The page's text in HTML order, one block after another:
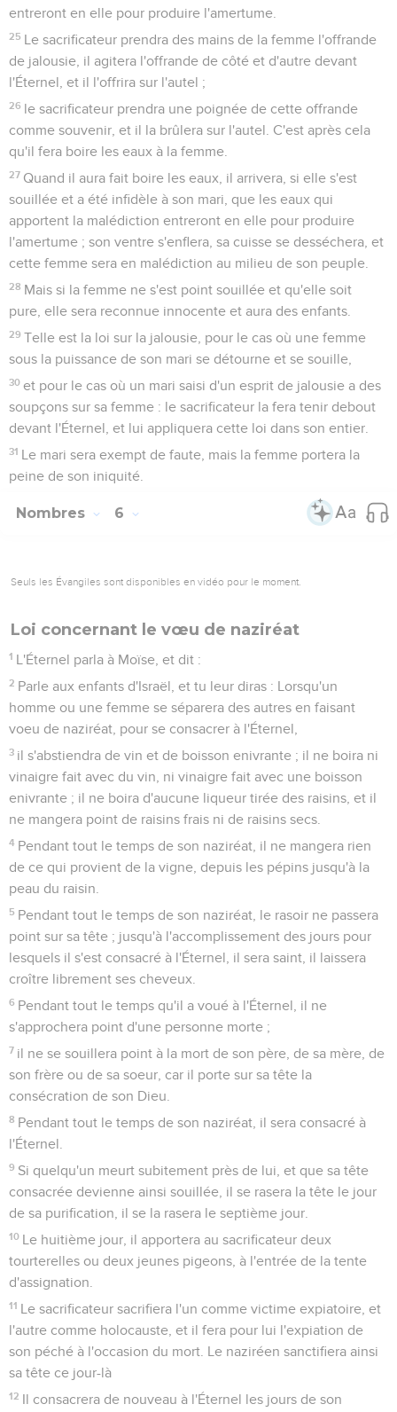
entreront en elle pour produire l'amertume.
25 Le sacrificateur prendra des mains de la femme l'offrande
de jalousie, il agitera l'offrande de côté et d'autre devant
l'Éternel, et il l'offrira sur l'autel ;
26 le sacrificateur prendra une poignée de cette offrande
comme souvenir, et il la brûlera sur l'autel. C'est après cela
qu'il fera boire les eaux à la femme.
27 Quand il aura fait boire les eaux, il arrivera, si elle s'est
souillée et a été infidèle à son mari, que les eaux qui
apportent la malédiction entreront en elle pour produire
l'amertume ; son ventre s'enflera, sa cuisse se desséchera, et
cette femme sera en malédiction au milieu de son peuple.
28 Mais si la femme ne s'est point souillée et qu'elle soit
pure, elle sera reconnue innocente et aura des enfants.
29 Telle est la loi sur la jalousie, pour le cas où une femme
sous la puissance de son mari se détourne et se souille,
30 et pour le cas où un mari saisi d'un esprit de jalousie a des
soupçons sur sa femme : le sacrificateur la fera tenir debout
devant l'Éternel, et lui appliquera cette loi dans son entier.
31 Le mari sera exempt de faute, mais la femme portera la
peine de son iniquité.
Nombres 6
Seuls les Évangiles sont disponibles en vidéo pour le moment.
Loi concernant le vœu de naziréat
1 L'Éternel parla à Moïse, et dit :
2 Parle aux enfants d'Israël, et tu leur diras : Lorsqu'un
homme ou une femme se séparera des autres en faisant
voeu de naziréat, pour se consacrer à l'Éternel,
3 il s'abstiendra de vin et de boisson enivrante ; il ne boira ni
vinaigre fait avec du vin, ni vinaigre fait avec une boisson
enivrante ; il ne boira d'aucune liqueur tirée des raisins, et il
ne mangera point de raisins frais ni de raisins secs.
4 Pendant tout le temps de son naziréat, il ne mangera rien
de ce qui provient de la vigne, depuis les pépins jusqu'à la
peau du raisin.
5 Pendant tout le temps de son naziréat, le rasoir ne passera
point sur sa tête ; jusqu'à l'accomplissement des jours pour
lesquels il s'est consacré à l'Éternel, il sera saint, il laissera
croître librement ses cheveux.
6 Pendant tout le temps qu'il a voué à l'Éternel, il ne
s'approchera point d'une personne morte ;
7 il ne se souillera point à la mort de son père, de sa mère, de
son frère ou de sa soeur, car il porte sur sa tête la
consécration de son Dieu.
8 Pendant tout le temps de son naziréat, il sera consacré à
l'Éternel.
9 Si quelqu'un meurt subitement près de lui, et que sa tête
consacrée devienne ainsi souillée, il se rasera la tête le jour
de sa purification, il se la rasera le septième jour.
10 Le huitième jour, il apportera au sacrificateur deux
tourterelles ou deux jeunes pigeons, à l'entrée de la tente
d'assignation.
11 Le sacrificateur sacrifiera l'un comme victime expiatoire, et
l'autre comme holocauste, et il fera pour lui l'expiation de
son péché à l'occasion du mort. Le naziréen sanctifiera ainsi
sa tête ce jour-là
12 Il consacrera de nouveau à l'Éternel les jours de son